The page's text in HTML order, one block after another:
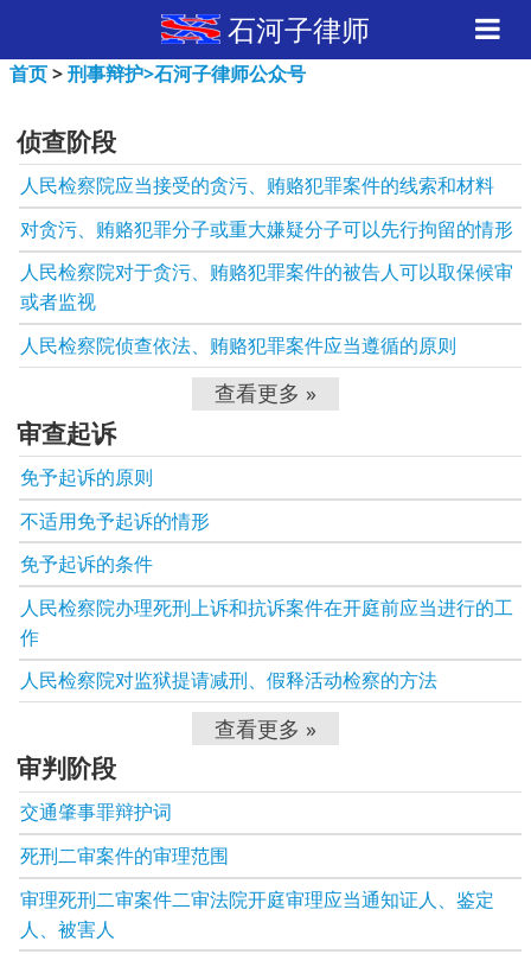
石河子律师
首页>刑事辩护>石河子律师公众号
侦查阶段
人民检察院应当接受的贪污、贿赂犯罪案件的线索和材料
对贪污、贿赂犯罪分子或重大嫌疑分子可以先行拘留的情形
人民检察院对于贪污、贿赂犯罪案件的被告人可以取保候审
或者监视
人民检察院侦查依法、贿赂犯罪案件应当遵循的原则
查看更多 »
审查起诉
免予起诉的原则
不适用免予起诉的情形
免予起诉的条件
人民检察院办理死刑上诉和抗诉案件在开庭前应当进行的工
作
人民检察院对监狱提请减刑、假释活动检察的方法
查看更多 »
审判阶段
交通肇事罪辩护词
死刑二审案件的审理范围
审理死刑二审案件二审法院开庭审理应当通知证人、鉴定
人、被害人